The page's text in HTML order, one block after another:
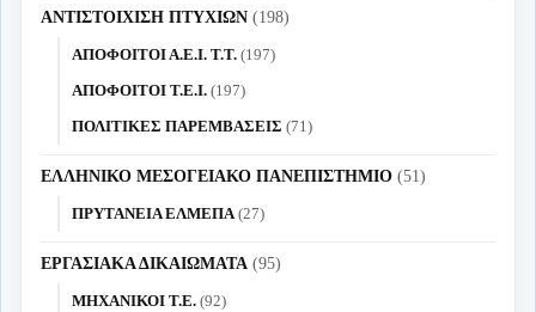
ΑΝΤΙΣΤΟΙΧΙΣΗ ΠΤΥΧΙΩΝ (198)
ΑΠΟΦΟΙΤΟΙ Α.Ε.Ι. Τ.Τ. (197)
ΑΠΟΦΟΙΤΟΙ Τ.Ε.Ι. (197)
ΠΟΛΙΤΙΚΕΣ ΠΑΡΕΜΒΑΣΕΙΣ (71)
ΕΛΛΗΝΙΚΟ ΜΕΣΟΓΕΙΑΚΟ ΠΑΝΕΠΙΣΤΗΜΙΟ (51)
ΠΡΥΤΑΝΕΙΑ ΕΛΜΕΠΑ(27)
ΕΡΓΑΣΙΑΚΑ ΔΙΚΑΙΩΜΑΤΑ (95)
ΜΗΧΑΝΙΚΟΙ Τ.Ε. (92)